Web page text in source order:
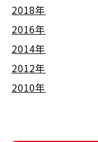
2018年
2016年
2014年
2012年
2010年